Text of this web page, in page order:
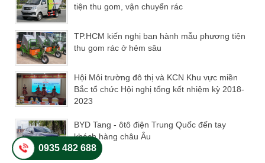
tiện thu gom, vận chuyển rác
TP.HCM kiến nghị ban hành mẫu phương tiện
thu gom rác ở hẻm sâu
Hội Môi trường đô thị và KCN Khu vực miền
Bắc tổ chức Hội nghị tổng kết nhiệm kỳ 2018-
2023
BYD Tang - ôtô điện Trung Quốc đến tay
khách hàng châu Âu
0935 482 688